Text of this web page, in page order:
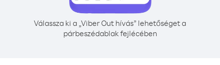
Válassza ki a „Viber Out hívás” lehetőséget a
párbeszédablak fejlécében